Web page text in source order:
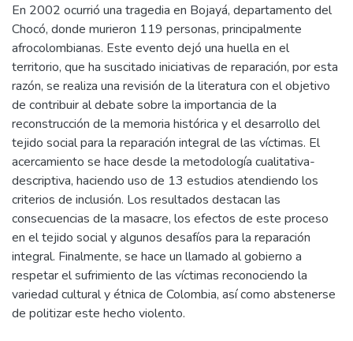
En 2002 ocurrió una tragedia en Bojayá, departamento del
Chocó, donde murieron 119 personas, principalmente
afrocolombianas. Este evento dejó una huella en el
territorio, que ha suscitado iniciativas de reparación, por esta
razón, se realiza una revisión de la literatura con el objetivo
de contribuir al debate sobre la importancia de la
reconstrucción de la memoria histórica y el desarrollo del
tejido social para la reparación integral de las víctimas. El
acercamiento se hace desde la metodología cualitativa-
descriptiva, haciendo uso de 13 estudios atendiendo los
criterios de inclusión. Los resultados destacan las
consecuencias de la masacre, los efectos de este proceso
en el tejido social y algunos desafíos para la reparación
integral. Finalmente, se hace un llamado al gobierno a
respetar el sufrimiento de las víctimas reconociendo la
variedad cultural y étnica de Colombia, así como abstenerse
de politizar este hecho violento.